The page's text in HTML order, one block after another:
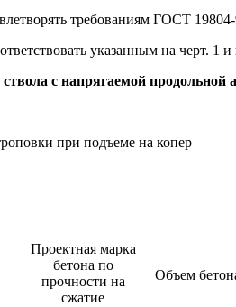
требованиям ГОСТ
указанным на черт. 1 и
с напрягаемой продольной
при подъеме на копер
Проектная марка
бетона по
прочности на
сжатие
Объем